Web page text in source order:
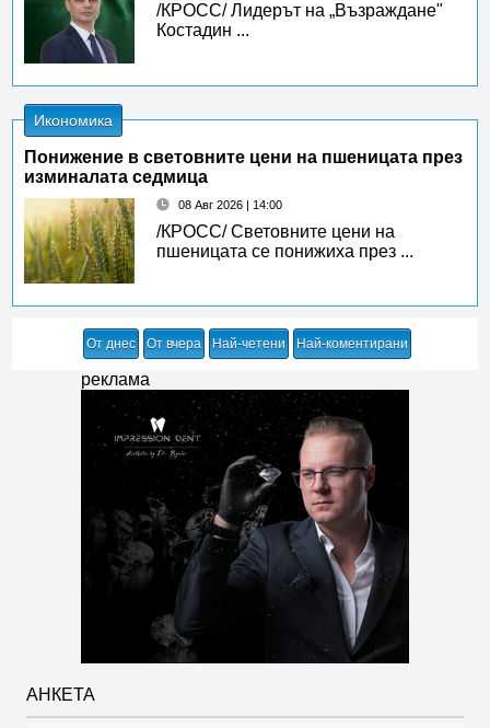
/КРОСС/ Лидерът на „Възраждане"
Костадин ...
Икономика
Понижение в световните цени на пшеницата през
изминалата седмица
08 Авг 2026 | 14:00
/КРОСС/ Световните цени на
пшеницата се понижиха през ...
От днес От вчера Най-четени Най-коментирани
реклама
АНКЕТА